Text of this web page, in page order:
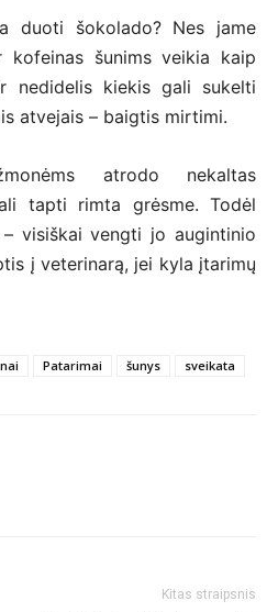
duoti šokolado? Nes jame
kofeinas šunims veikia kaip
nedidelis kiekis gali sukelti
atvejais – baigtis mirtimi.
atrodo nekaltas
tapti rimta grėsme. Todėl
– visiškai vengti jo augintinio
į veterinarą, jei kyla įtarimų
Patarimai šunys sveikata
Kitas straipsnis